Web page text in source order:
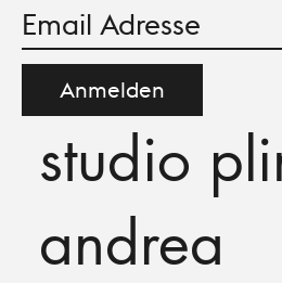
Anmelden
studio
andrea